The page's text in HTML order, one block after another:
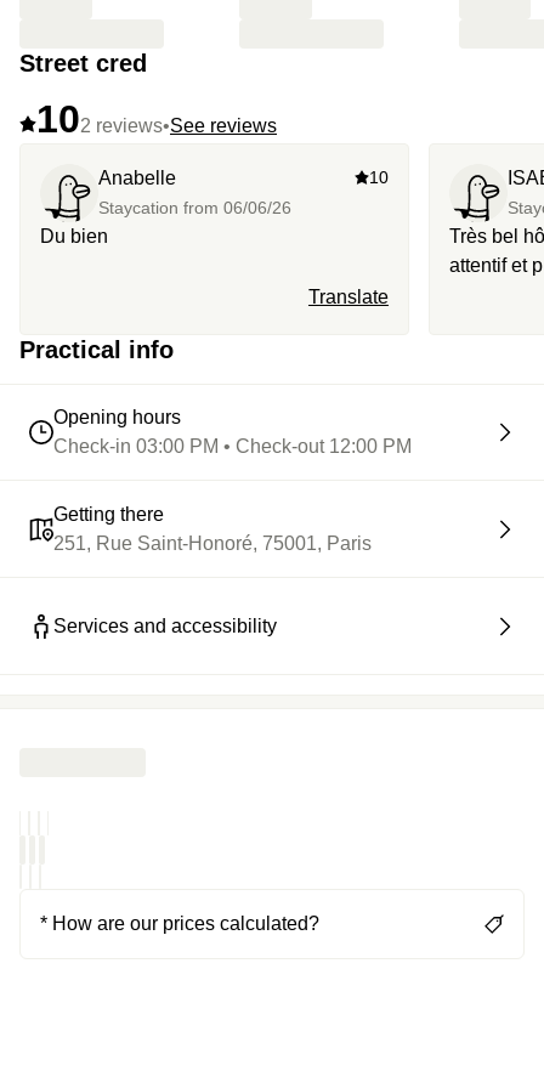
Street cred
102 reviews•See reviews
Anabelle
Staycation from 06/06/26
10
Du bien
Translate
Très bel
attentif et
Practical info
Opening hours
Check-in 03:00 PM • Check-out 12:00 PM
Getting there
251, Rue Saint-Honoré, 75001, Paris
Services and accessibility
* How are our prices calculated?